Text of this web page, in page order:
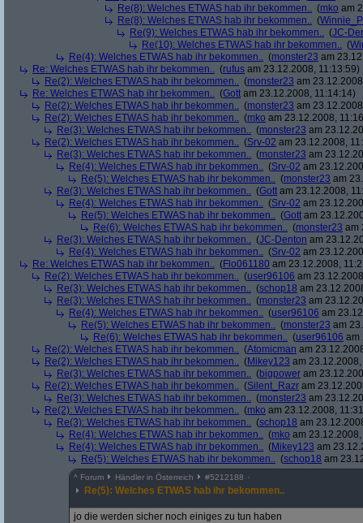
Re(8): Welches ETWAS hab ihr bekommen.. (mko am
Re(8): Welches ETWAS hab ihr bekommen.. (
Re(9): Welches ETWAS hab ihr bekommen.. (JC-
Re(10): Welches ETWAS hab ihr bekommen.. (
Re(4): Welches ETWAS hab ihr bekommen.. (monster23 am
Re: Welches ETWAS hab ihr bekommen.. (rufus am 23.12.2008, 11:13:59)
Re(2): Welches ETWAS hab ihr bekommen.. (monster23 am
Re: Welches ETWAS hab ihr bekommen.. (Gott am 23.12.2008, 11:14:14)
Re(2): Welches ETWAS hab ihr bekommen.. (monster23 am
Re(2): Welches ETWAS hab ihr bekommen.. (mko am 23.12.2008,
Re(3): Welches ETWAS hab ihr bekommen.. (monster23 am
Re(2): Welches ETWAS hab ihr bekommen.. (Srv-02 am 23.12.2008,
Re(3): Welches ETWAS hab ihr bekommen.. (monster23 am
Re(4): Welches ETWAS hab ihr bekommen.. (Srv-02 am
Re(5): Welches ETWAS hab ihr bekommen.. (monster23 am
Re(3): Welches ETWAS hab ihr bekommen.. (Gott am 23.12.2008,
Re(4): Welches ETWAS hab ihr bekommen.. (Srv-02 am
Re(5): Welches ETWAS hab ihr bekommen.. (Gott am
Re(6): Welches ETWAS hab ihr bekommen.. (monster23 am
Re(3): Welches ETWAS hab ihr bekommen.. (JC-Denton am
Re(4): Welches ETWAS hab ihr bekommen.. (Srv-02 am
Re: Welches ETWAS hab ihr bekommen.. (Flo061180 am 23.12.2008,
Re(2): Welches ETWAS hab ihr bekommen.. (user96106 am
Re(3): Welches ETWAS hab ihr bekommen.. (schop18 am
Re(3): Welches ETWAS hab ihr bekommen.. (monster23 am
Re(4): Welches ETWAS hab ihr bekommen.. (user96106 am
Re(5): Welches ETWAS hab ihr bekommen.. (monster23 am
Re(6): Welches ETWAS hab ihr bekommen.. (user96106 am
Re(2): Welches ETWAS hab ihr bekommen.. (Atomicman am
Re(2): Welches ETWAS hab ihr bekommen.. (Mikey123 am
Re(3): Welches ETWAS hab ihr bekommen.. (bigpower am
Re(2): Welches ETWAS hab ihr bekommen.. (Silent_Razr am
Re(3): Welches ETWAS hab ihr bekommen.. (monster23 am
Re(2): Welches ETWAS hab ihr bekommen.. (mko am 23.12.2008,
Re(3): Welches ETWAS hab ihr bekommen.. (schop18 am
Re(4): Welches ETWAS hab ihr bekommen.. (mko am
Re(4): Welches ETWAS hab ihr bekommen.. (Mikey123 am
Re(5): Welches ETWAS hab ihr bekommen.. (schop18 am
^ Forum Händler in Österreich #5212188
Re(5): Welches ETWAS hab ihr bekommen..
jo die werden sicher noch einiges zu tun haben